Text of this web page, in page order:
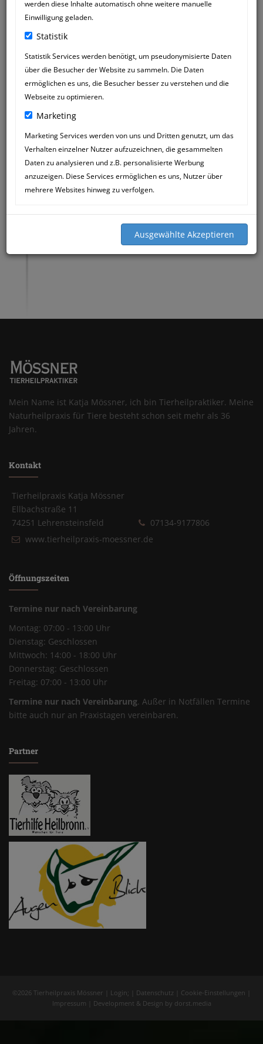
werden diese Inhalte automatisch ohne weitere manuelle
Einwilligung geladen.
Statistik
Statistik Services werden benötigt, um pseudonymisierte Daten
über die Besucher der Website zu sammeln. Die Daten
ermöglichen es uns, die Besucher besser zu verstehen und die
Webseite zu optimieren.
Marketing
Marketing Services werden von uns und Dritten genutzt, um das
Verhalten einzelner Nutzer aufzuzeichnen, die gesammelten
Daten zu analysieren und z.B. personalisierte Werbung
anzuzeigen. Diese Services ermöglichen es uns, Nutzer über
mehrere Websites hinweg zu verfolgen.
BLUM
Liebe Frau Mössner,
besser,.....wir sind über glücklich und
freuen uns schon auf nächste Woche....
Ganz, ganz liebe Grüße und Tausend
Sandra mit Familie
Mein Name ist Katja Mössner, ich bin Tierheilpraktiker. Meine
Naturheilpraxis für Tiere besteht schon seit mehr als 36
Jahren.
Kontakt
Tierheilpraxis Katja Mössner
Ellbachstraße 11
74251 Lehrensteinsfeld
07134-9177806
www.tierheilpraxis-moessner.de
Öffnungszeiten
Termine nur nach Vereinbarung
Montag: 07:00 - 13:00 Uhr
Dienstag: Geschlossen
Mittwoch: 14:00 - 18:00 Uhr
Donnerstag: Geschlossen
Freitag: 07:00 - 13:00 Uhr
Termine nur nach Vereinbarung. Außer in Notfällen Termine
bitte auch nur an Praxistagen vereinbaren.
Partner
©2026 Tierheilpraxis Mössner | Login; | Datenschutz Cookie-Einstellungen
Impressum | Development & Design by dorst.media